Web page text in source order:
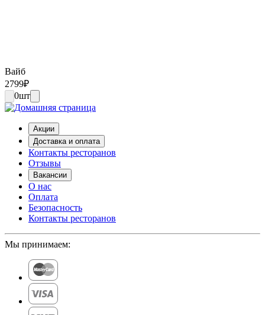
Вайб
2799₽
0шт
Акции
Доставка и оплата
Контакты ресторанов
Отзывы
Вакансии
О нас
Оплата
Безопасность
Контакты ресторанов
Мы принимаем: